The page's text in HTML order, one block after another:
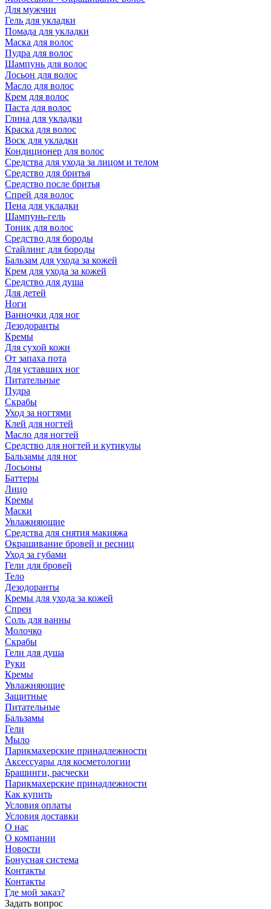
Для мужчин
Гель для укладки
Помада для укладки
Маска для волос
Пудра для волос
Шампунь для волос
Лосьон для волос
Масло для волос
Крем для волос
Паста для волос
Глина для укладки
Краска для волос
Воск для укладки
Кондиционер для волос
Средства для ухода за лицом и телом
Средство для бритья
Средство после бритья
Спрей для волос
Пена для укладки
Шампунь-гель
Тоник для волос
Средство для бороды
Стайлинг для бороды
Бальзам для ухода за кожей
Крем для ухода за кожей
Средство для душа
Для детей
Ноги
Ванночки для ног
Дезодоранты
Кремы
Для сухой кожи
От запаха пота
Для уставших ног
Питательные
Пудра
Скрабы
Уход за ногтями
Клей для ногтей
Масло для ногтей
Средство для ногтей и кутикулы
Бальзамы для ног
Лосьоны
Баттеры
Лицо
Кремы
Маски
Увлажняющие
Средства для снятия макияжа
Окрашивание бровей и ресниц
Уход за губами
Гели для бровей
Тело
Дезодоранты
Кремы для ухода за кожей
Спреи
Соль для ванны
Молочко
Скрабы
Гели для душа
Руки
Кремы
Увлажняющие
Защитные
Питательные
Бальзамы
Гели
Мыло
Парикмахерские принадлежности
Аксессуары для косметологии
Брашинги, расчески
Парикмахерские принадлежности
Как купить
Условия оплаты
Условия доставки
О нас
О компании
Новости
Бонусная система
Контакты
Контакты
Где мой заказ?
Задать вопрос